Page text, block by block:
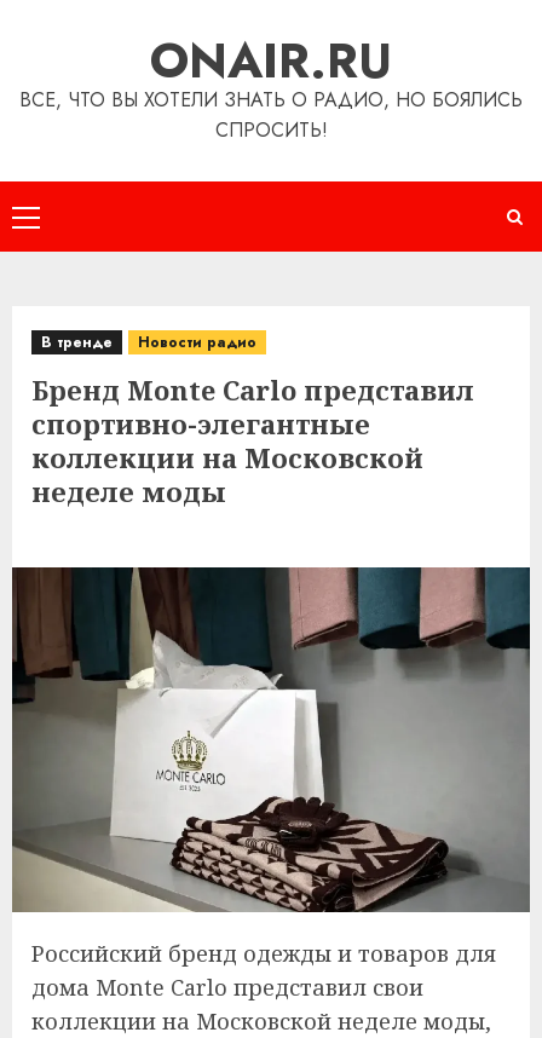
ONAIR.RU
ВСЕ, ЧТО ВЫ ХОТЕЛИ ЗНАТЬ О РАДИО, НО БОЯЛИСЬ
СПРОСИТЬ!
Основное
меню
В тренде Новости радио
Бренд Monte Carlo представил
спортивно-элегантные
коллекции на Московской
неделе моды
Российский бренд одежды и товаров для
дома Monte Carlo представил свои
коллекции на Московской неделе моды,